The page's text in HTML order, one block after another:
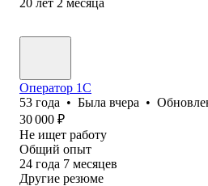
Оператор 1C
53 года • Была вчера •
30 000 ₽
Не ищет работу
Общий опыт
24 года 7 месяцев
Другие резюме